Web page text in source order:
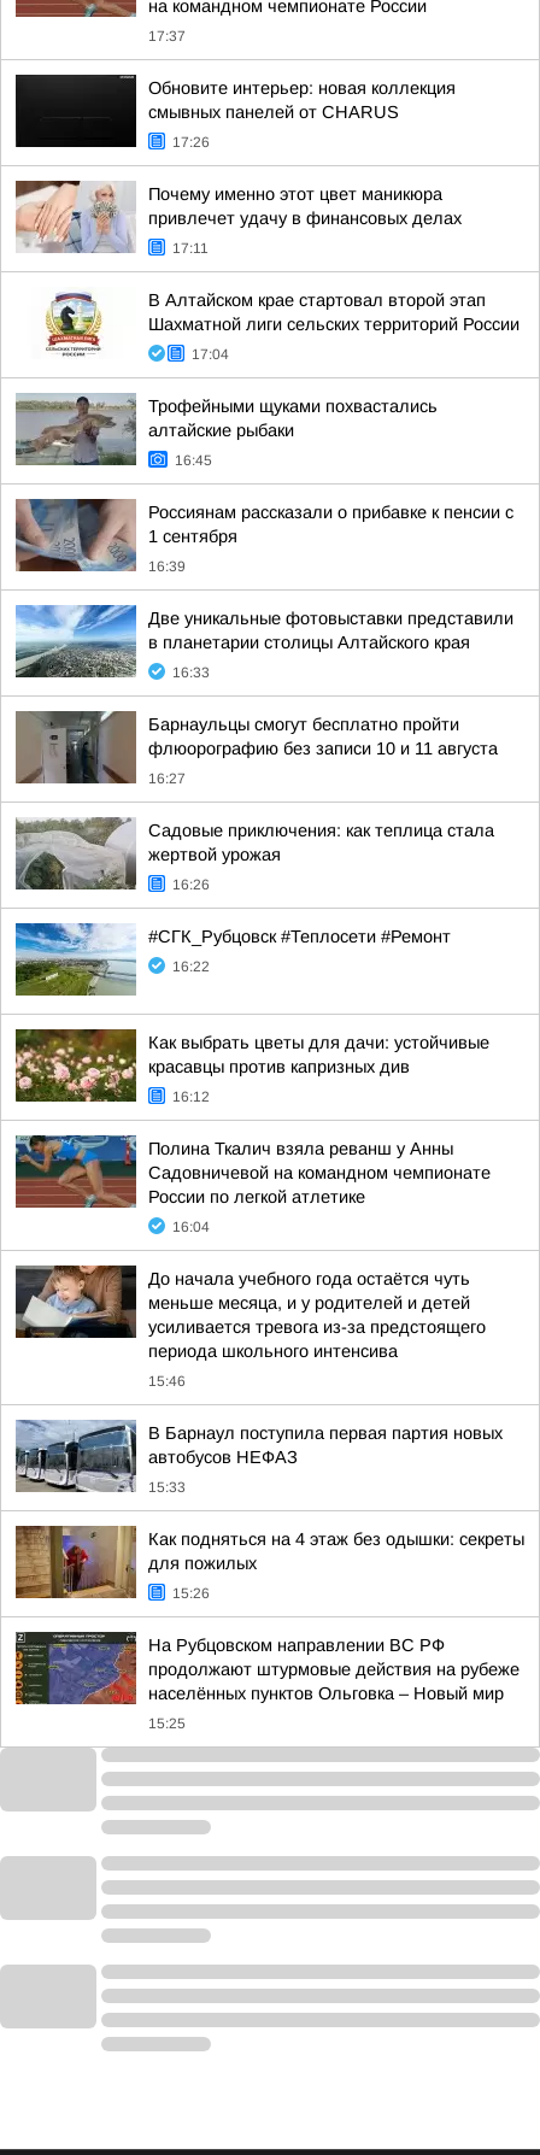
на командном чемпионате России
17:37
Обновите интерьер: новая коллекция
смывных панелей от CHARUS
17:26
Почему именно этот цвет маникюра
привлечет удачу в финансовых делах
17:11
В Алтайском крае стартовал второй этап
Шахматной лиги сельских территорий России
17:04
Трофейными щуками похвастались
алтайские рыбаки
16:45
Россиянам рассказали о прибавке к пенсии с
1 сентября
16:39
Две уникальные фотовыставки представили
в планетарии столицы Алтайского края
16:33
Барнаульцы смогут бесплатно пройти
флюорографию без записи 10 и 11 августа
16:27
Садовые приключения: как теплица стала
жертвой урожая
16:26
#СГК_Рубцовск #Теплосети #Ремонт
16:22
Как выбрать цветы для дачи: устойчивые
красавцы против капризных див
16:12
Полина Ткалич взяла реванш у Анны
Садовничевой на командном чемпионате
России по легкой атлетике
16:04
До начала учебного года остаётся чуть
меньше месяца, и у родителей и детей
усиливается тревога из-за предстоящего
периода школьного интенсива
15:46
В Барнаул поступила первая партия новых
автобусов НЕФАЗ
15:33
Как подняться на 4 этаж без одышки: секреты
для пожилых
15:26
На Рубцовском направлении ВС РФ
продолжают штурмовые действия на рубеже
населённых пунктов Ольговка – Новый мир
15:25